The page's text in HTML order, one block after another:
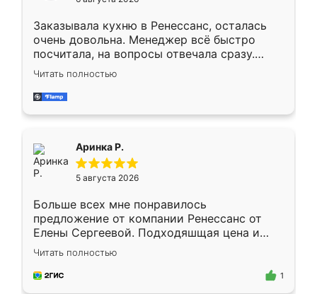
Заказывала кухню в Ренессанс, осталась
очень довольна. Менеджер всё быстро
посчитала, на вопросы отвечала сразу.
Замерщик приехал в субботу, подошёл к
делу со всей ответственностью. Собрали
за день, ребята работали аккуратно, даже
Читать полностью
Аринка Р.
5 августа 2026
Больше всех мне понравилось
предложение от компании Ренессанс от
Елены Сергеевой. Подходяшщая цена и
короткие сроки изготовления. Приехавший
для замера сотрудник Владислав
предложил по моему эскизу самый
Читать полностью
1